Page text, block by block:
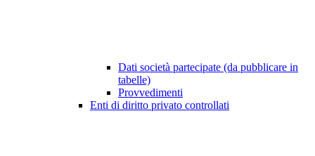
Dati società partecipate (da pubblicare in
tabelle)
Provvedimenti
Enti di diritto privato controllati